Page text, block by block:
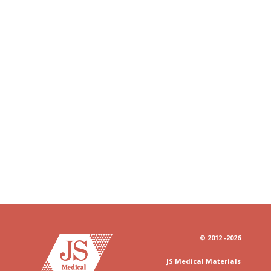
© 2012 -2026
JS Medical Materials